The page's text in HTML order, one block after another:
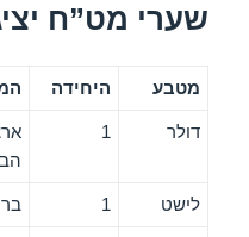
שערי מט”ח יציגים 16/
מטבע היחידה
דולר 1
לישט 1